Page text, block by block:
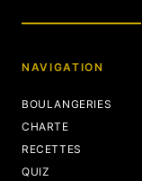
NAVIGATION
BOULANGERIES
CHARTE
RECETTES
QUIZ